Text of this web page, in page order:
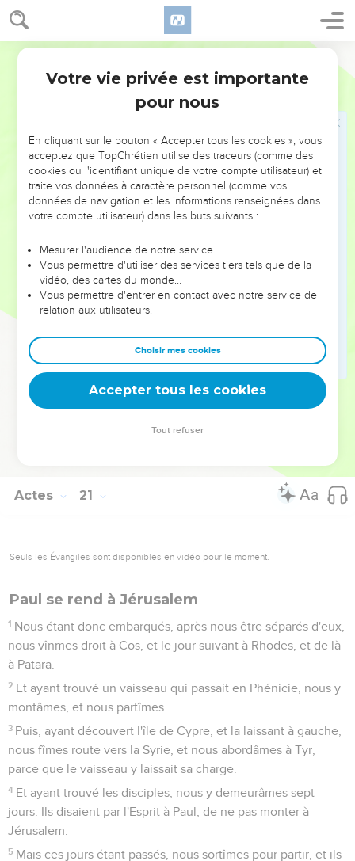
Actes 20
Et qu'il s'élèvera parmi vous des hommes qui annonceront
des doctrines pernicieuses, afin d'attirer les disciples après
eux.
cessé, nuit et jour, d'avertir chacun de vous avec larmes.
Et maintenant, frères, je vous recommande à Dieu et à la
l'héritage avec tous les saints.
Je n'ai désiré ni l'argent, ni l'or, ni les vêtements de
personne.
Et vous savez vous-mêmes que ces mains ont pourvu à
Je vous ai montré en toutes choses, que c'est ainsi qu'en
travaillant, il faut secourir les faibles, et se souvenir des
paroles du Seigneur Jésus, qui a dit lui-même : Il y a plus de
bonheur à donner qu'à recevoir.
Quand il eut dit cela, il se mit à genoux, et pria avec eux
tous.
Alors tous fondirent en larmes, et se jetant au cou de Paul,
ils le baisaient,
Affligés principalement de ce qu'il avait dit, qu'ils ne
Actes 21
Seuls les Évangiles sont disponibles en vidéo pour le moment.
Paul se rend à Jérusalem
1 Nous étant donc embarqués, après nous être séparés d'eux,
nous vînmes droit à Cos, et le jour suivant à Rhodes, et de là
à Patara.
2 Et ayant trouvé un vaisseau qui passait en Phénicie, nous y
montâmes, et nous partîmes.
3 Puis, ayant découvert l'île de Cypre, et la laissant à gauche,
nous fîmes route vers la Syrie, et nous abordâmes à Tyr,
parce que le vaisseau y laissait sa charge.
4 Et ayant trouvé les disciples, nous y demeurâmes sept
jours. Ils disaient par l'Esprit à Paul, de ne pas monter à
Jérusalem.
5 Mais ces jours étant passés, nous sortîmes pour partir, et ils
Votre vie privée est importante
pour nous
En cliquant sur le bouton « Accepter tous les cookies », vous
acceptez que TopChrétien utilise des traceurs (comme des
cookies ou l'identifiant unique de votre compte utilisateur) et
traite vos données à caractère personnel (comme vos
données de navigation et les informations renseignées dans
votre compte utilisateur) dans les buts suivants :
Mesurer l'audience de notre service
Vous permettre d'utiliser des services tiers tels que de la
vidéo, des cartes du monde…
Vous permettre d'entrer en contact avec notre service de
relation aux utilisateurs.
Choisir mes cookies
Accepter tous les cookies
Tout refuser